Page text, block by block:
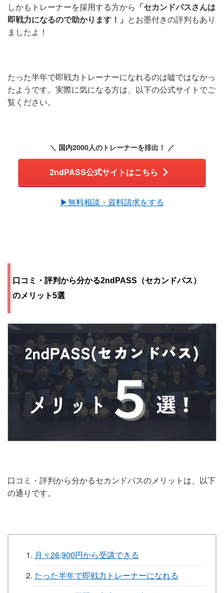
しかもトレーナーを採用する方から 「セカンドパスさんは
即戦力になるので助かります！」 とお墨付きの評判もあり
ましたよ！
たった半年で即戦力トレーナーになれるのは嘘ではなかっ
たようです。実際に気になる方は、以下の公式サイトでご
覧ください。
＼ 国内2000人のトレーナーを排出！ ／
2ndPASS公式サイトはこちら
▶︎無料相談・資料請求をする
口コミ・評判から分かる2ndPASS（セカンドパス）
のメリット5選
口コミ・評判から分かるセカンドパスのメリットは、以下
の通りです。
月々26,900円から受講できる
たった半年で即戦力トレーナーになれる